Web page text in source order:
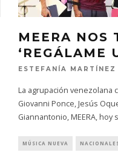
MEERA NOS
‘REGÁLAME
ESTEFANÍA MARTÍNEZ
La agrupación venezolana
Giovanni Ponce, Jesús
Giannantonio, MEERA,
MÚSICA NUEVA